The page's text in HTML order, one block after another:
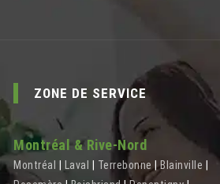
ZONE DE SERVICE
Montréal & Rive-Nord
Montréal Laval Terrebonne |Blainville